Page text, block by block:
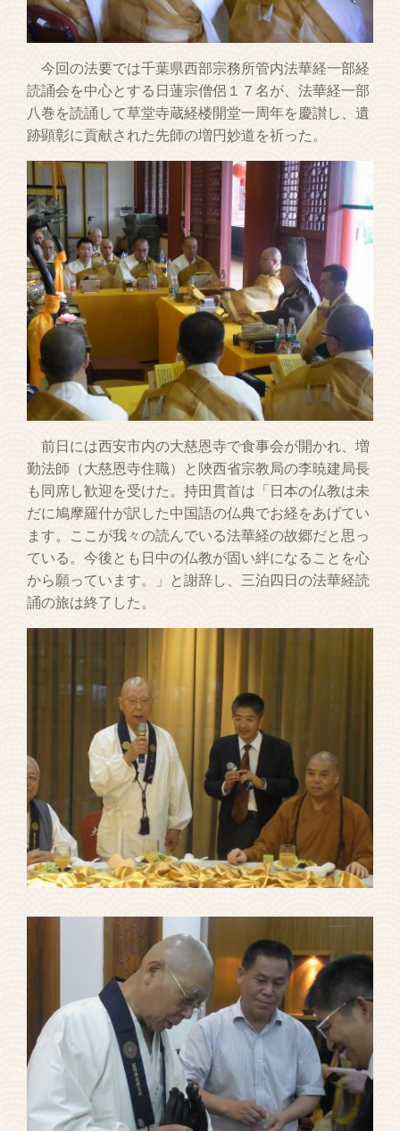
今回の法要では千葉県西部宗務所管内法華経一部経
読誦会を中心とする日蓮宗僧侶１７名が、法華経一部
八巻を読誦して草堂寺蔵経楼開堂一周年を慶讃し、遺
跡顕彰に貢献された先師の増円妙道を祈った。
前日には西安市内の大慈恩寺で食事会が開かれ、増
勤法師（大慈恩寺住職）と陜西省宗教局の李暁建局長
も同席し歓迎を受けた。持田貫首は「日本の仏教は未
だに鳩摩羅什が訳した中国語の仏典でお経をあげてい
ます。ここが我々の読んでいる法華経の故郷だと思っ
ている。今後とも日中の仏教が固い絆になることを心
から願っています。」と謝辞し、三泊四日の法華経読
誦の旅は終了した。